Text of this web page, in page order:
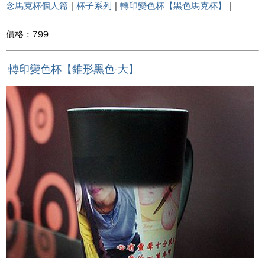
念馬克杯個人篇
杯子系列 轉印變色杯【黑色馬克杯】
價格 : 799
轉印變色杯【錐形黑色-大】